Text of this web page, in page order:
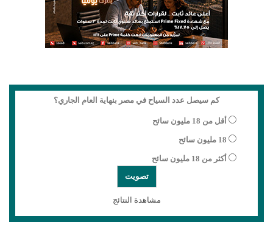
كم سيصل عدد السياح في مصر بنهاية العام الجاري؟
أقل من 18 مليون سائح
18 مليون سائح
أكثر من 18 مليون سائح
مشاهدة النتائج